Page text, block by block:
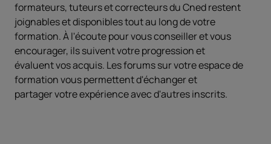
formateurs, tuteurs et correcteurs du Cned restent
joignables et disponibles tout au long de votre
formation. À l'écoute pour vous conseiller et vous
encourager, ils suivent votre progression et
évaluent vos acquis. Les forums sur votre espace de
formation vous permettent d'échanger et
partager votre expérience avec d'autres inscrits.